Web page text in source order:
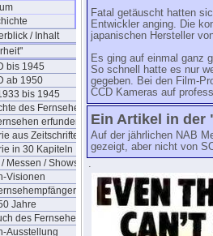
/ Inhalt
bis 1945
ab 1950
bis 1945
des Fernsehens
erfunden?
aus Zeitschriften
in 30 Kapiteln
Messen / Shows
Visionen
Jahre
des Fernsehens
Ausstellung
Fatal getäuscht hatten
Entwickler anging. Die
japanischen Hersteller
Es ging auf einmal ganz
So schnell hatte es nur
gegeben. Bei den Film-
CCD Kameras auf
Ein Artikel in der
Auf der jährlichen NAB
gezeigt, aber nicht von
.